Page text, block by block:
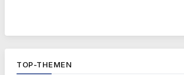
TOP-THEMEN